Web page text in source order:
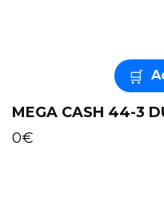
MEGA CASH 44-3
0€